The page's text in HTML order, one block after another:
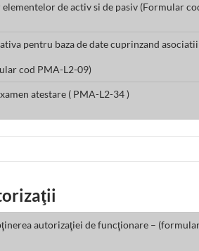
de activ si de pasiv (Formular
pentru baza de date cuprinzand
cod PMA-L2-09)
atestare ( PMA-L2-34 )
autorizaţiei de funcţionare –